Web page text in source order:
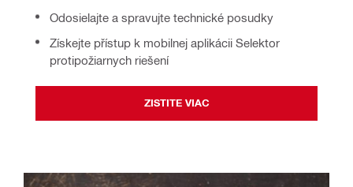
Odosielajte a spravujte technické posudky
Získejte přístup k mobilnej aplikácii Selektor
protipožiarnych riešení
ZISTITE VIAC